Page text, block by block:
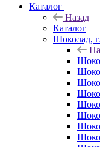
Каталог
Назад
Каталог
Шоколад,